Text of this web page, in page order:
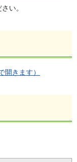
い。
きます）